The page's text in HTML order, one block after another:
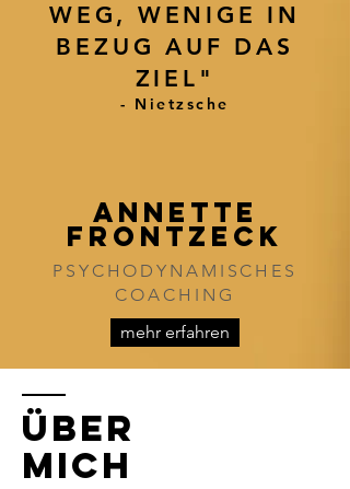
WEG, WENIGE IN
BEZUG AUF DAS
ZIEL"
- Nietzsche
ANNETTE
FRONTZECK
mehr erfahren
PSYCHODYNAMISCHES
COACHING
Über
Mich